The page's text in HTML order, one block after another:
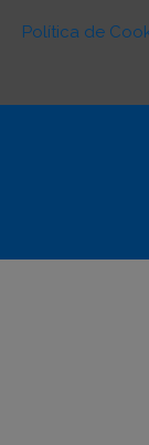
Política de